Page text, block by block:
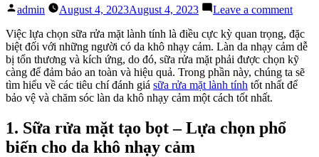
Posted
admin August 4, 2023August 4, 2023 Leave a commenton
chí
đánh
giá
sữa
rửa
Việc lựa chọn sữa rửa mặt lành tính là điều cực kỳ quan trọng, đặc
biệt đối với những người có da khô nhạy cảm. Làn da nhạy cảm dễ
bị tổn thương và kích ứng, do đó, sữa rửa mặt phải được chọn kỹ
càng để đảm bảo an toàn và hiệu quả. Trong phần này, chúng ta sẽ
tìm hiểu về các tiêu chí đánh giá sữa rửa mặt lành tính tốt nhất để
bảo vệ và chăm sóc làn da khô nhạy cảm một cách tốt nhất.
1. Sữa rửa mặt tạo bọt – Lựa chọn phổ
biến cho da khô nhạy cảm